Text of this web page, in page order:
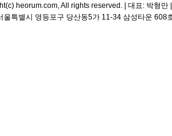
heorum.com, All rights reserved. | 대표: 박형
울특별시 영등포구 당산동5가 11-34 삼성타운